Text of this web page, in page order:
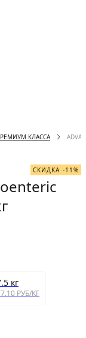
КЛАССА
СКИДКА -11%
кг
РУБ/КГ